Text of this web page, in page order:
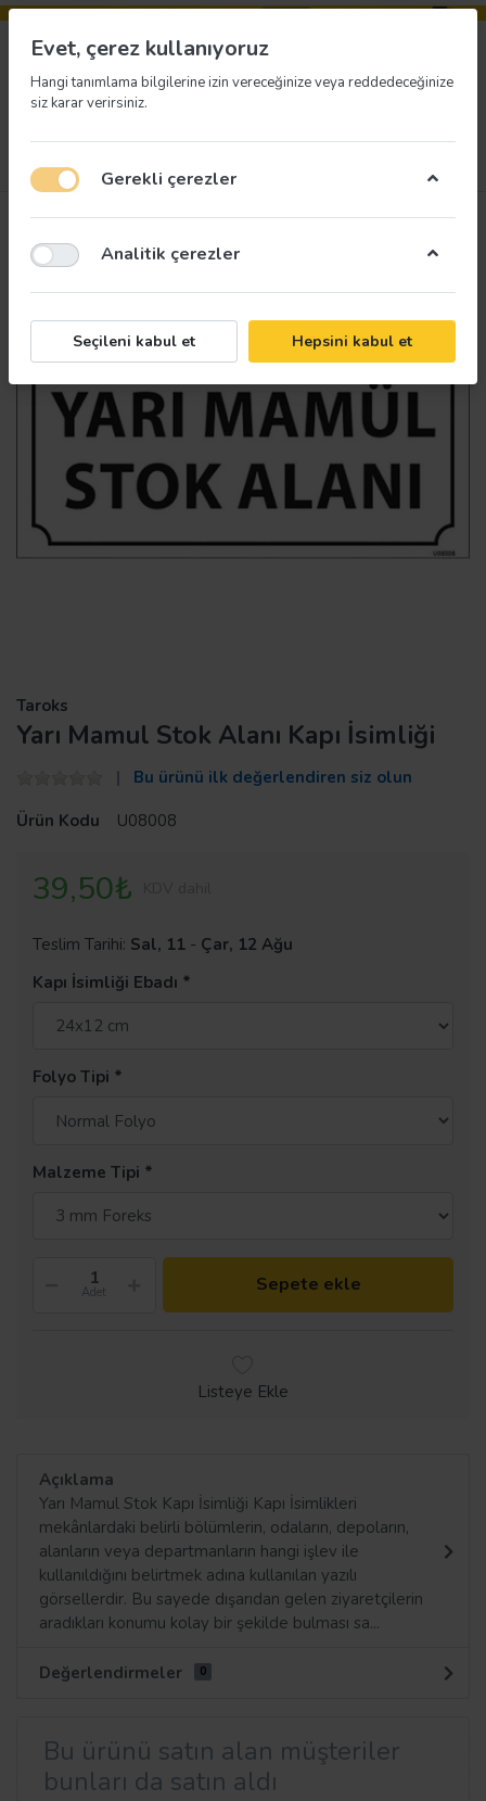
Taroks
Yarı Mamul Stok Alanı Kapı İsimliği
Bu ürünü ilk değerlendiren siz olun
Ürün Kodu
U08008
39,50₺
Teslim Tarihi: Sal, 11 - Çar, 12 Ağu
Kapı İsimliği Ebadı
Folyo Tipi
Malzeme Tipi
Adet Sepete ekle
Listeye Ekle
Açıklama
Yarı Mamul Stok Kapı İsimliği Kapı İsimlikleri
mekânlardaki belirli bölümlerin, odaların, depoların,
alanların veya departmanların hangi işlev ile
kullanıldığını belirtmek adına kullanılan yazılı
görsellerdir. Bu sayede dışarıdan gelen ziyaretçilerin
aradıkları konumu kolay bir şekilde bulması sa...
Değerlendirmeler 0
Bu ürünü satın alan müşteriler
bunları da satın aldı
Evet, çerez kullanıyoruz
Hangi tanımlama bilgilerine izin vereceğinize veya reddedeceğinize
siz karar verirsiniz.
Gerekli çerezler
Analitik çerezler
Seçileni kabul et Hepsini kabul et